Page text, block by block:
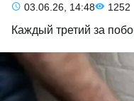
03.06.26, 14:48 1252
Каждый третий за